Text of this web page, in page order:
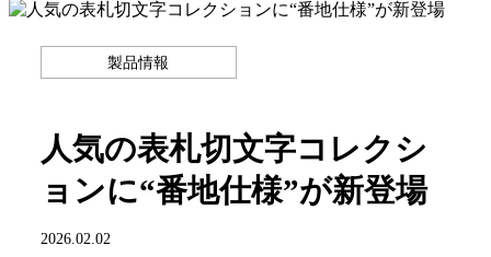
製品情報
人気の表札切文字コレクシ
ョンに“番地仕様”が新登場
2026.02.02